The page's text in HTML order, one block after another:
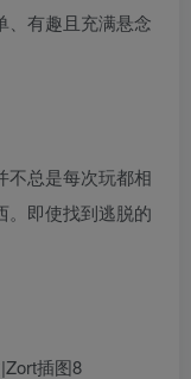
、有趣且充满悬念
不总是每次玩都相
。即使找到逃脱的